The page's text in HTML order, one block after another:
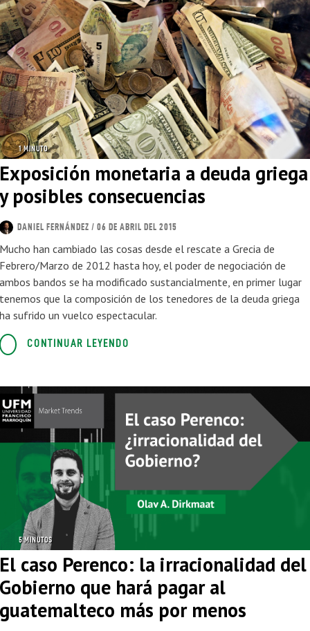
1 MINUTO
Exposición monetaria a deuda griega
y posibles consecuencias
DANIEL FERNÁNDEZ / 06 DE ABRIL DEL 2015
Mucho han cambiado las cosas desde el rescate a Grecia de
Febrero/Marzo de 2012 hasta hoy, el poder de negociación de
ambos bandos se ha modificado sustancialmente, en primer lugar
tenemos que la composición de los tenedores de la deuda griega
ha sufrido un vuelco espectacular.
CONTINUAR LEYENDO
5 MINUTOS
El caso Perenco: la irracionalidad del
Gobierno que hará pagar al
guatemalteco más por menos